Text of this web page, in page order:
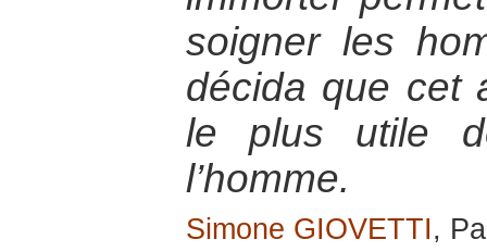
soigner les
décida que cet
le plus utile
l’homme.
Simone GIOVETTI,